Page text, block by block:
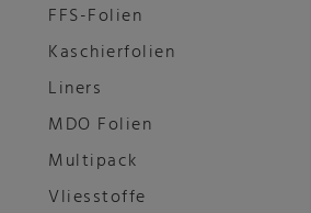
FFS-Folien
Kaschierfolien
Liners
MDO Folien
Multipack
Vliesstoffe